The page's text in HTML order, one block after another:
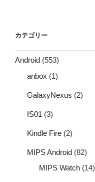
カテゴリー
Android (553)
anbox (1)
GalaxyNexus (2)
IS01 (3)
Kindle Fire (2)
MIPS Android (82)
MIPS Watch (14)